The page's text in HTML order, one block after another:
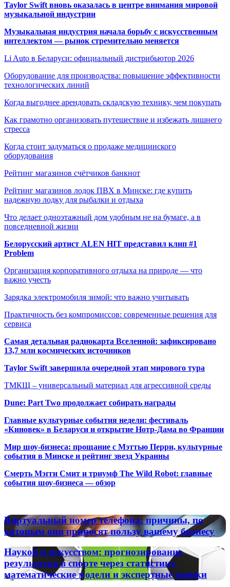
Taylor Swift вновь оказалась в центре внимания мировой
музыкальной индустрии
Музыкальная индустрия начала борьбу с искусственным
интеллектом — рынок стремительно меняется
Li Auto в Беларуси: официальный дистрибьютор 2026
Оборудование для производства: повышение эффективности
технологических линий
Когда выгоднее арендовать складскую технику, чем покупать
Как грамотно организовать путешествие и избежать лишнего
стресса
Когда стоит задуматься о продаже медицинского
оборудования
Рейтинг магазинов счётчиков банкнот
Рейтинг магазинов лодок ПВХ в Минске: где купить
надежную лодку для рыбалки и отдыха
Что делает одноэтажный дом удобным не на бумаге, а в
повседневной жизни
Белорусский артист ALEN HIT представил клип #1
Problem
Организация корпоративного отдыха на природе — что
важно учесть
Зарядка электромобиля зимой: что важно учитывать
Практичность без компромиссов: современные решения для
сервиса
Самая детальная радиокарта Вселенной: зафиксировано
13,7 млн космических источников
Taylor Swift завершила очередной этап мирового тура
ТМКЩ – универсальный материал для агрессивной среды
Dune: Part Two продолжает собирать награды
Главные культурные события недели: фестиваль
«Киновек» в Беларуси и открытие Нотр-Дама во Франции
Мир шоу-бизнеса: прощание с Мэттью Перри, культурные
события в Минске и рейтинг звезд Украины
Смерть Мэгги Смит и триумф The Wild Robot: главные
события шоу-бизнеса — обзор
Виртуальный
номер
телефона:
причины,
по
которым
они
приносят
Виртуальный номер телефона: причины, по
которым они приносят пользу вашему бизнесу
Наукой
и
искусством:
прогнозирование
Наукой и искусством: прогнозирование
результатов в спорте через статистику,
математические модели и экспертные оценки